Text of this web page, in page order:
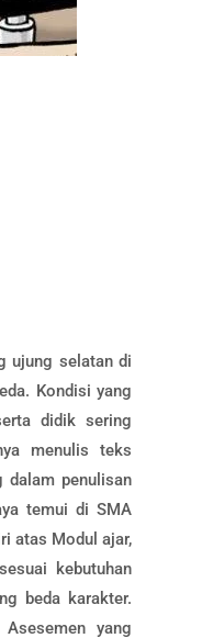
ujung selatan di
Kondisi yang
didik sering
menulis teks
dalam penulisan
temui di SMA
atas Modul ajar,
kebutuhan
beda karakter.
yang